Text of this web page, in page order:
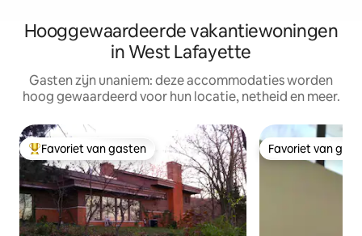
Hooggewaardeerde vakantiewoningen
in West Lafayette
Gasten zijn unaniem: deze accommodaties worden
hoog gewaardeerd voor hun locatie, netheid en meer.
Topfavoriet van gasten
Favoriet van gasten Favoriet van
Favoriet van